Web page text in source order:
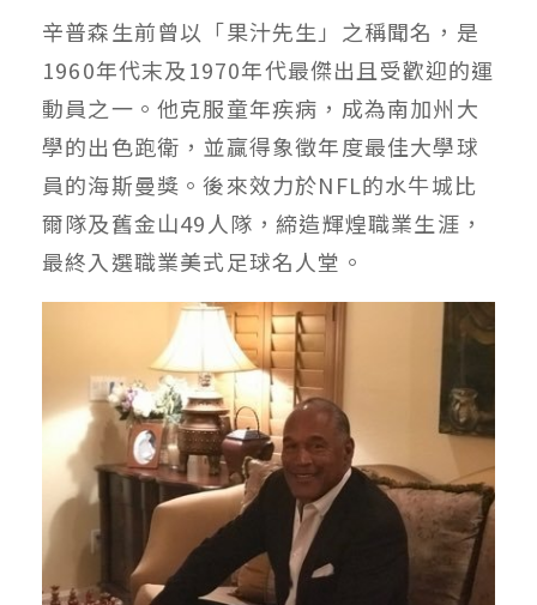
辛普森生前曾以「果汁先生」之稱聞名，是
1960年代末及1970年代最傑出且受歡迎的運
動員之一。他克服童年疾病，成為南加州大
學的出色跑衛，並贏得象徵年度最佳大學球
員的海斯曼獎。後來效力於NFL的水牛城比
爾隊及舊金山49人隊，締造輝煌職業生涯，
最終入選職業美式足球名人堂。